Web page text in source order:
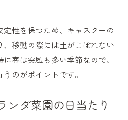
定性を保つため、キャスターの
、移動の際には土がこぼれない
春は突風も多い季節なので、
のがポイントです。
ンダ菜園の日当たり